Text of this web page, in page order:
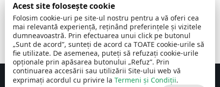
08:00 -
16:30
, vineri:
08:00 -
14:00
Concept realizat de Big Media Relații Publice SRL
Acest site folosește cookie
Folosim cookie-uri pe site-ul nostru pentru a vă oferi cea
mai relevantă experiență, reținând preferințele și vizitele
dumneavoastră. Prin efectuarea unui click pe butonul
„Sunt de acord”, sunteți de acord ca TOATE cookie-urile să
fie utilizate. De asemenea, puteți să refuzați cookie-urile
opționale prin apăsarea butonului „Refuz”. Prin
continuarea accesării sau utilizării Site-ului web vă
exprimați acordul cu privire la Termeni și Condiții.